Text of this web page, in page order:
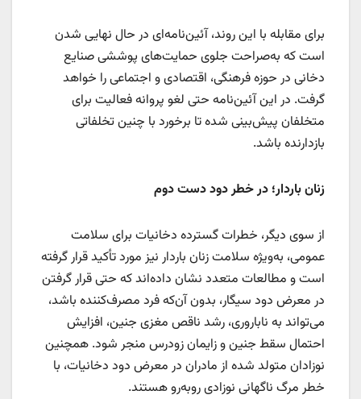
برای مقابله با این روند، آئین‌نامه‌ای در حال نهایی شدن
است که به‌صراحت جلوی حمایت‌های پوششی صنایع
دخانی در حوزه فرهنگی، اقتصادی و اجتماعی را خواهد
گرفت. در این آئین‌نامه حتی لغو پروانه فعالیت برای
متخلفان پیش‌بینی شده تا برخورد با چنین تخلفاتی
بازدارنده باشد.
زنان باردار؛ در خطر دود دست دوم
از سوی دیگر، خطرات گسترده دخانیات برای سلامت
عمومی، به‌ویژه سلامت زنان باردار نیز مورد تأکید قرار گرفته
است و مطالعات متعدد نشان داده‌اند که حتی قرار گرفتن
در معرض دود سیگار، بدون آن‌که فرد مصرف‌کننده باشد،
می‌تواند به ناباروری، رشد ناقص مغزی جنین، افزایش
احتمال سقط جنین و زایمان زودرس منجر شود. همچنین
نوزادان متولد شده از مادران در معرض دود دخانیات، با
خطر مرگ ناگهانی نوزادی روبه‌رو هستند.